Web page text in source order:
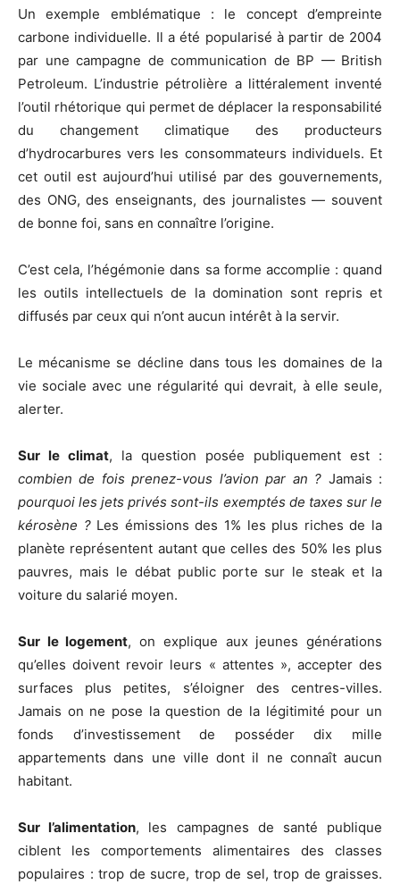
Un exemple emblématique : le concept d’empreinte
carbone individuelle. Il a été popularisé à partir de 2004
par une campagne de communication de BP — British
Petroleum. L’industrie pétrolière a littéralement inventé
l’outil rhétorique qui permet de déplacer la responsabilité
du changement climatique des producteurs
d’hydrocarbures vers les consommateurs individuels. Et
cet outil est aujourd’hui utilisé par des gouvernements,
des ONG, des enseignants, des journalistes — souvent
de bonne foi, sans en connaître l’origine.
C’est cela, l’hégémonie dans sa forme accomplie : quand
les outils intellectuels de la domination sont repris et
diffusés par ceux qui n’ont aucun intérêt à la servir.
Le mécanisme se décline dans tous les domaines de la
vie sociale avec une régularité qui devrait, à elle seule,
alerter.
Sur le climat, la question posée publiquement est :
combien de fois prenez-vous l’avion par an ? Jamais :
pourquoi les jets privés sont-ils exemptés de taxes sur le
kérosène ?Les émissions des 1% les plus riches de la
planète représentent autant que celles des 50% les plus
pauvres, mais le débat public porte sur le steak et la
voiture du salarié moyen.
Sur le logement, on explique aux jeunes générations
qu’elles doivent revoir leurs « attentes », accepter des
surfaces plus petites, s’éloigner des centres-villes.
Jamais on ne pose la question de la légitimité pour un
fonds d’investissement de posséder dix mille
appartements dans une ville dont il ne connaît aucun
habitant.
Sur l’alimentation, les campagnes de santé publique
ciblent les comportements alimentaires des classes
populaires : trop de sucre, trop de sel, trop de graisses.